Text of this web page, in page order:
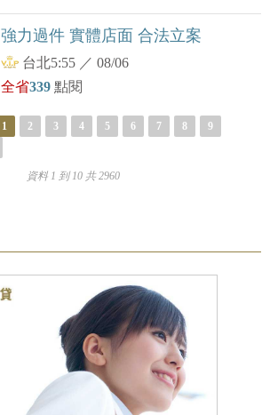
強力過件 實體店面 合法立案
台北5:55 ／08/06
全省339點閱
1 2 3 4 5 6 7 8
9
資料 1 到 10 共 2960